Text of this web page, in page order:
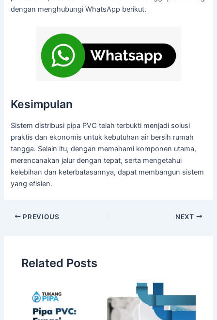
dengan menghubungi WhatsApp berikut.
Kesimpulan
Sistem distribusi pipa PVC telah terbukti menjadi solusi
praktis dan ekonomis untuk kebutuhan air bersih rumah
tangga. Selain itu, dengan memahami komponen utama,
merencanakan jalur dengan tepat, serta mengetahui
kelebihan dan keterbatasannya, dapat membangun sistem
yang efisien.
PREVIOUS NEXT
Related Posts